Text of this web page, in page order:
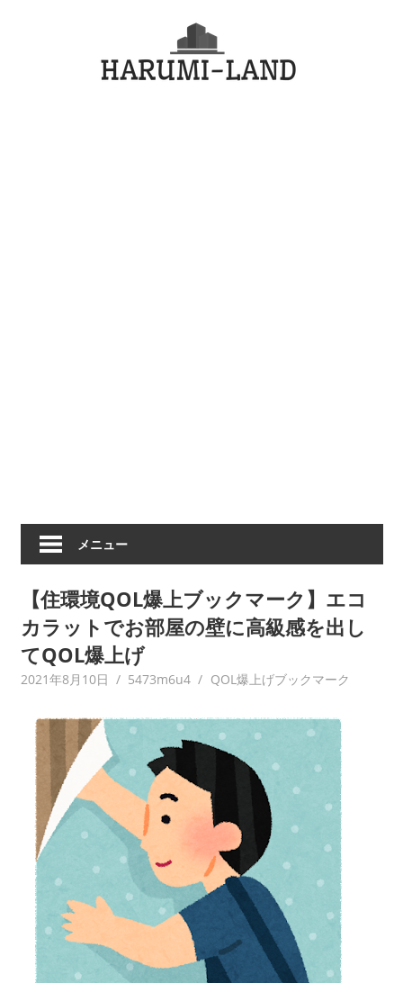
メニュー
【住環境QOL爆上ブックマーク】エコ
カラットでお部屋の壁に高級感を出し
てQOL爆上げ
2021年8月10日 5473m6u4 QOL爆上げブックマーク